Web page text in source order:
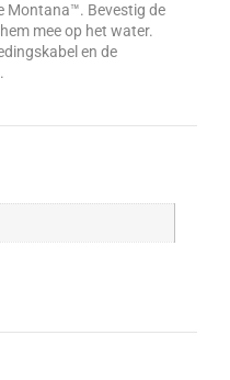
Montana™. Bevestig de
mee op het water.
en de